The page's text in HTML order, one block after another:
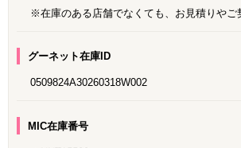
※在庫のある店舗でなくても、お見積りやご
グーネット在庫ID
0509824A30260318W002
MIC在庫番号